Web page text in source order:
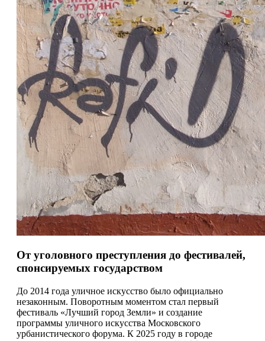
От уголовного преступления до фестивалей,
спонсируемых государством
До 2014 года уличное искусство было официально
незаконным. Поворотным моментом стал первый
фестиваль «Лучший город Земли» и создание
программы уличного искусства Московского
урбанистического форума. К 2025 году в городе